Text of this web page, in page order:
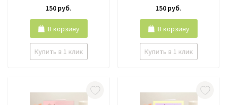
150 руб.
Купить в 1 клик
В корзину
150 руб.
Купить в 1 клик
В корзину